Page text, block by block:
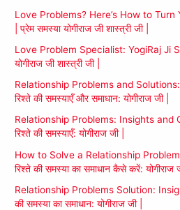
Love Problems? Here’s How to
| प्रेम समस्या योगीराज जी शास्त्री जी |
Love Problem Specialist: YogiRaj Ji
योगीराज जी शास्त्री जी |
Relationship Problems and
रिश्ते की समस्याएँ और समाधान: योगीराज जी |
Relationship Problems: Insights and
रिश्ते की समस्याएँ: योगीराज जी |
How to Solve a Relationship
रिश्ते की समस्या का समाधान कैसे करें: योगीराज
Relationship Problems Solution:
की समस्या का समाधान: योगीराज जी |